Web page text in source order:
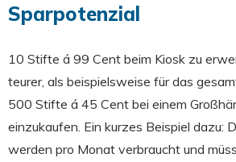
Sparpotenzial
10 Stifte á 99 Cent beim Kiosk zu
teurer, als beispielsweise für das
500 Stifte á 45 Cent bei einem
einzukaufen. Ein kurzes Beispiel dazu:
werden pro Monat verbraucht und